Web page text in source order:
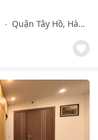
Quận Tây Hồ, Hà